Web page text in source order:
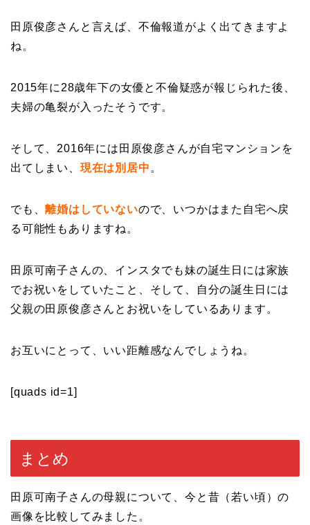
田原俊彦さんと言えば、不倫報道がよく出てきますよ
ね。
2015年に28歳年下の女優と不倫疑惑が報じられた後、
夫婦の亀裂が入ったそうです。
そして、2016年には田原俊彦さんが自宅マンションを
出てしまい、 現在は別居中。
でも、離婚はしていないので、いつかはまた自宅へ戻
る可能性もありますね。
田原可南子さんの、インスタでも妹の誕生日には家族
でお祝いをしていたこと、そして、自分の誕生日には
父親の田原俊彦さんとお祝いをしているあります。
お互いにとって、いい距離感なんでしょうね。
[quads id=1]
まとめ
田原可南子さんの母親について、今と昔（若い頃）の
画像を比較してみました。